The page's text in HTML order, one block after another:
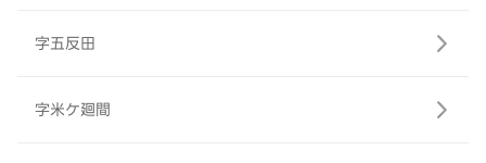
字五反田
字米ケ廻間